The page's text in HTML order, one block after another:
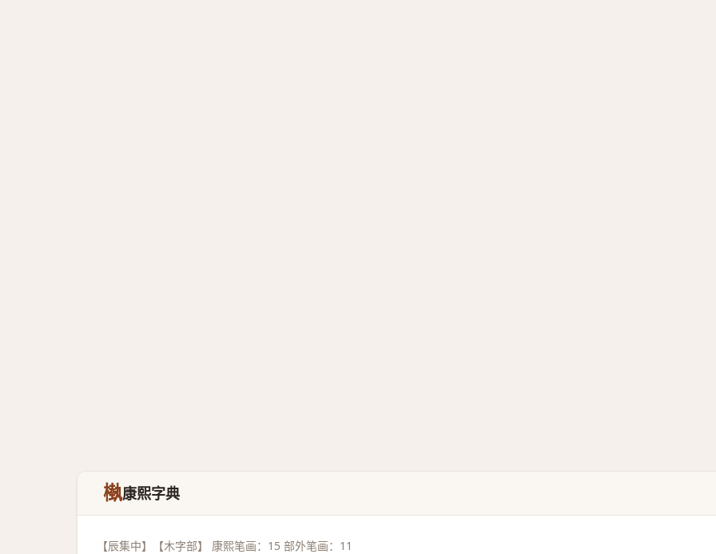
槸康熙字典
【辰集中】【木字部】 康熙笔画：15 部外笔画：11